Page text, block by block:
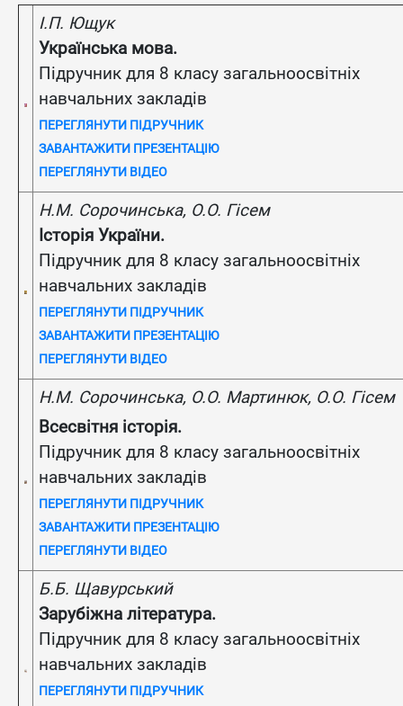
І.П. Ющук
Українська мова.
Підручник для 8 класу загальноосвітніх
навчальних закладів
ПЕРЕГЛЯНУТИ ПІДРУЧНИК
ЗАВАНТАЖИТИ ПРЕЗЕНТАЦІЮ
ПЕРЕГЛЯНУТИ ВІДЕО
Н.М. Сорочинська, О.О. Гісем
Історія України.
Підручник для 8 класу загальноосвітніх
навчальних закладів
ПЕРЕГЛЯНУТИ ПІДРУЧНИК
ЗАВАНТАЖИТИ ПРЕЗЕНТАЦІЮ
ПЕРЕГЛЯНУТИ ВІДЕО
Н.М. Сорочинська, О.О. Мартинюк, О.О. Гісем
Всесвітня історія.
Підручник для 8 класу загальноосвітніх
навчальних закладів
ПЕРЕГЛЯНУТИ ПІДРУЧНИК
ЗАВАНТАЖИТИ ПРЕЗЕНТАЦІЮ
ПЕРЕГЛЯНУТИ ВІДЕО
Б.Б. Щавурський
Зарубіжна література.
Підручник для 8 класу загальноосвітніх
навчальних закладів
ПЕРЕГЛЯНУТИ ПІДРУЧНИК